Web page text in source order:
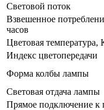
Световой поток
Взвешенное
часов
Цветовая температура,
Индекс цветопередачи
Форма колбы лампы
Световая отдача лампы
Прямое подключение к